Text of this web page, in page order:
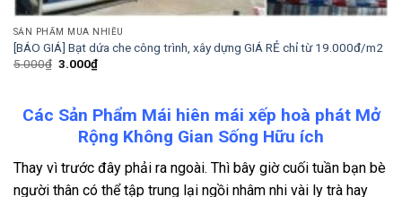
SẢN PHẨM MUA NHIỀU
[BÁO GIÁ] Bạt dứa che công trình, xây dựng GIÁ RẺ chỉ từ 19.000đ/m2
5.000₫ Giá
3.000₫Giá
hiện
3.000₫.
Các Sản Phẩm Mái hiên mái xếp hoà phát Mở
Rộng Không Gian Sống Hữu ích
Thay vì trước đây phải ra ngoài. Thì bây giờ cuối tuần bạn bè
người thân có thể tập trung lại ngồi nhâm nhi vài ly trà hay